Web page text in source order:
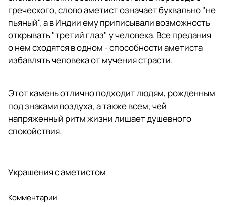
греческого, слово аметист означает буквально "не
пьяный", а в Индии ему приписывали возможность
открывать "третий глаз" у человека. Все предания
о нем сходятся в одном - способности аметиста
избавлять человека от мучения страсти.
Этот камень отлично подходит людям, рожденным
под знаками воздуха, а также всем, чей
напряженный ритм жизни лишает душевного
спокойствия.
Украшения с аметистом
Комментарии